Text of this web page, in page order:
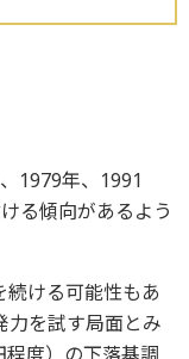
1979年、1991
る傾向があるよう
ける可能性もあ
力を試す局面とみ